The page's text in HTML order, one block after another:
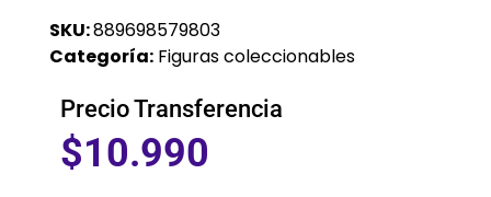
SKU:889698579803
Categoría: Figuras coleccionables
Precio Transferencia
$10.990